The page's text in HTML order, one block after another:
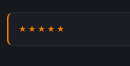
★★★★★